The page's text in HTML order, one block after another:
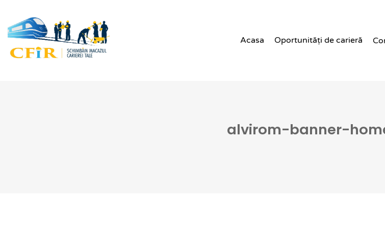
Acasa Oportunități de carieră
alvirom-banner-